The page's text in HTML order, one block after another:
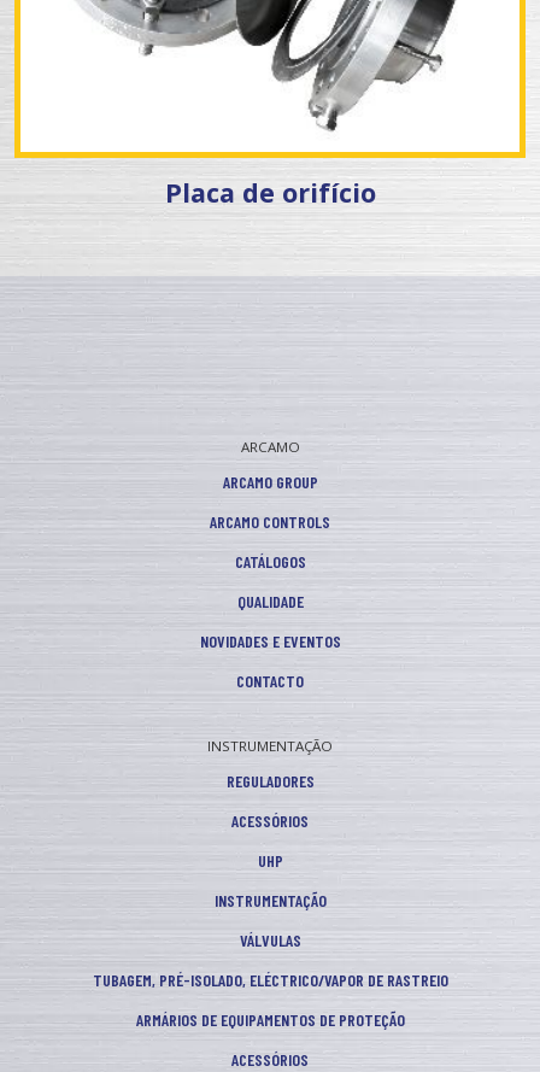
Placa de orifício
ARCAMO
ARCAMO GROUP
ARCAMO CONTROLS
CATÁLOGOS
QUALIDADE
NOVIDADES E EVENTOS
CONTACTO
INSTRUMENTAÇÃO
REGULADORES
ACESSÓRIOS
UHP
INSTRUMENTAÇÃO
VÁLVULAS
TUBAGEM, PRÉ-ISOLADO, ELÉCTRICO/VAPOR DE RASTREIO
ARMÁRIOS DE EQUIPAMENTOS DE PROTEÇÃO
ACESSÓRIOS